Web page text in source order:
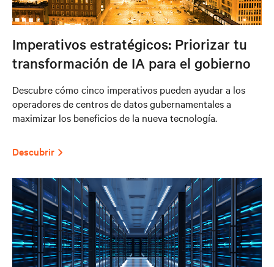
Imperativos estratégicos: Priorizar tu
transformación de IA para el gobierno
Descubre cómo cinco imperativos pueden ayudar a los
operadores de centros de datos gubernamentales a
maximizar los beneficios de la nueva tecnología.
Descubrir